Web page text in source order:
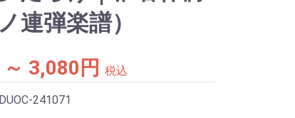
連弾楽譜）
3,080円 税込
DUOC-241071